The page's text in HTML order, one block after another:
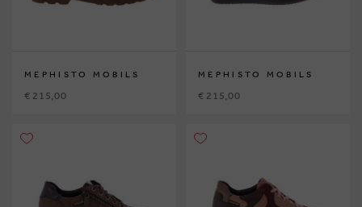
MEPHISTO MOBILS
€ 215,00
MEPHISTO MOBILS
€ 215,00